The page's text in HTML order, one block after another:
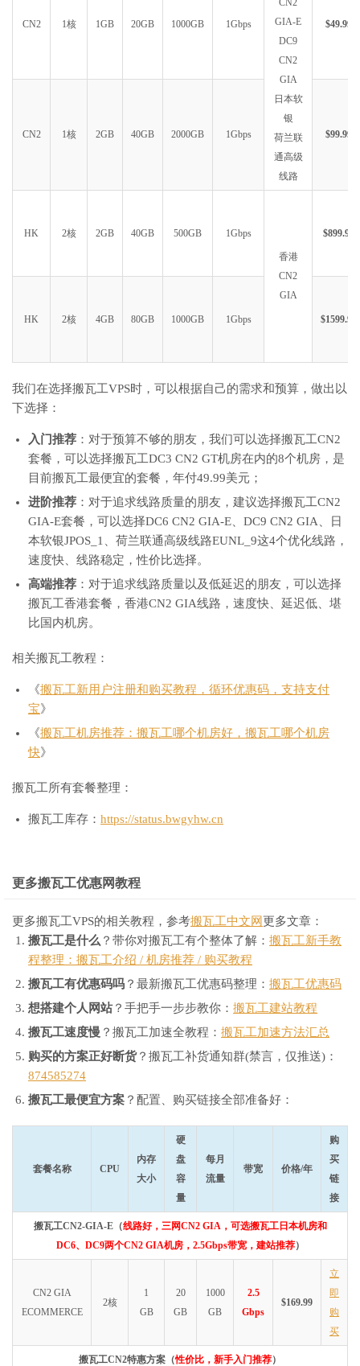
CN2 1核 1GB 20GB 1000GB 1Gbps
GIA-E
DC9
CN2
GIA
日本软
银
荷兰联
通高级
线路
$49.99
CN2 1核 2GB 40GB 2000GB 1Gbps $99.99
HK 2核 2GB 40GB 500GB 1Gbps
香港
CN2
GIA
$899.99
HK 2核 4GB 80GB 1000GB 1Gbps $1599.99
我们在选择搬瓦工VPS时，可以根据自己的需求和预算，做出以
下选择：
入门推荐 ：对于预算不够的朋友，我们可以选择搬瓦工CN2
套餐，可以选择搬瓦工DC3 CN2 GT机房在内的8个机房，是
目前搬瓦工最便宜的套餐，年付49.99美元；
进阶推荐 ：对于追求线路质量的朋友，建议选择搬瓦工CN2
GIA-E套餐，可以选择DC6 CN2 GIA-E、DC9 CN2 GIA、日
本软银JPOS_1、荷兰联通高级线路EUNL_9这4个优化线路，
速度快、线路稳定，性价比选择。
高端推荐 ：对于追求线路质量以及低延迟的朋友，可以选择
搬瓦工香港套餐，香港CN2 GIA线路，速度快、延迟低、堪
比国内机房。
相关搬瓦工教程：
《搬瓦工新用户注册和购买教程，循环优惠码，支持支付
宝》
《搬瓦工机房推荐：搬瓦工哪个机房好，搬瓦工哪个机房
快》
搬瓦工所有套餐整理：
搬瓦工库存： https://status.bwgyhw.cn
更多搬瓦工优惠网教程
更多搬瓦工VPS的相关教程，参考搬瓦工中文网 更多文章：
搬瓦工是什么 ？带你对搬瓦工有个整体了解： 搬瓦工新手教
程整理：搬瓦工介绍 / 机房推荐 / 购买教程
搬瓦工有优惠码吗 ？最新搬瓦工优惠码整理： 搬瓦工优惠码
想搭建个人网站？手把手一步步教你： 搬瓦工建站教程
搬瓦工速度慢 ？搬瓦工加速全教程： 搬瓦工加速方法汇总
购买的方案正好断货？搬瓦工补货通知群(禁言，仅推送)：
874585274
搬瓦工最便宜方案 ？配置、购买链接全部准备好：
套餐名称 CPU
内存
大小
硬
盘
容
量
每月
流量
带宽 价格/年
购
买
链
接
搬瓦工CN2-GIA-E（线路好，三网CN2 GIA，可选搬瓦工日本机房和
DC6、DC9两个CN2 GIA机房，2.5Gbps带宽，建站推荐）
CN2 GIA
ECOMMERCE
2核
1
GB
20
GB
1000
GB
2.5
Gbps
$169.99
立
即
购
买
搬瓦工CN2特惠方案（性价比，新手入门推荐）